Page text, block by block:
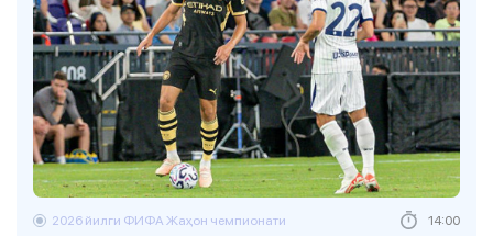
2026 йилги ФИФА Жаҳон чемпионати 14:00